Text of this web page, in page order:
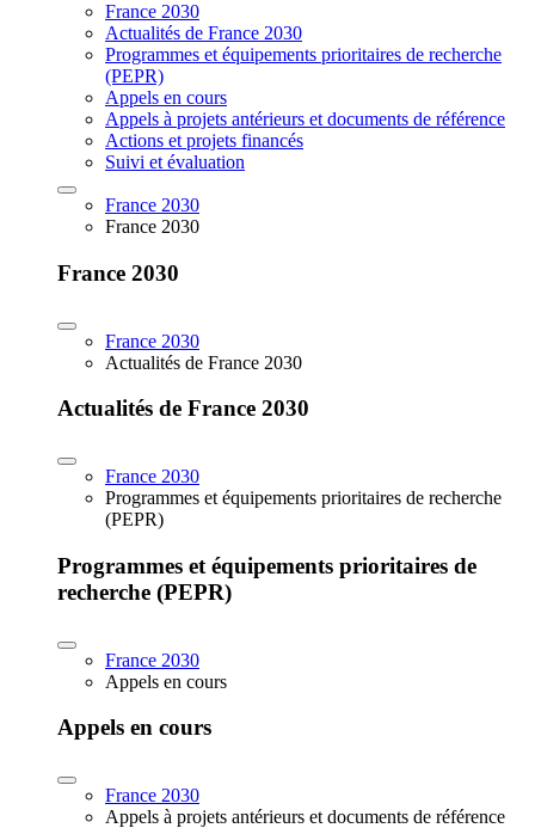
France 2030
Actualités de France 2030
Programmes et équipements prioritaires de recherche
(PEPR)
Appels en cours
Appels à projets antérieurs et documents de référence
Actions et projets financés
Suivi et évaluation
France 2030
France 2030
France 2030
France 2030
Actualités de France 2030
Actualités de France 2030
France 2030
Programmes et équipements prioritaires de recherche
(PEPR)
Programmes et équipements prioritaires de
recherche (PEPR)
France 2030
Appels en cours
Appels en cours
France 2030
Appels à projets antérieurs et documents de référence